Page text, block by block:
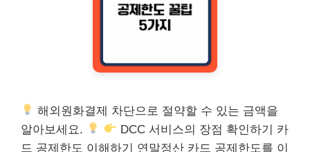
해외원화결제 차단으로 절약할 수 있는 금액을
알아보세요.
DCC 서비스의 장점 확인하기 카
드 공제한도 이해하기 연말정산 카드 공제한도를 이